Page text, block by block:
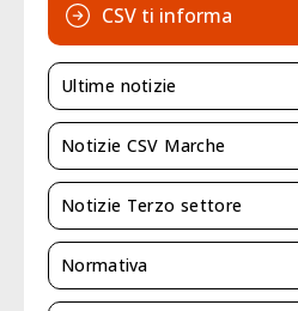
CSV ti informa
Ultime notizie
Notizie CSV Marche
Notizie Terzo settore
Normativa